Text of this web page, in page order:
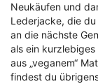
Neukäufen und
Lederjacke, die
an die nächste
als ein
aus „veganem“
findest du